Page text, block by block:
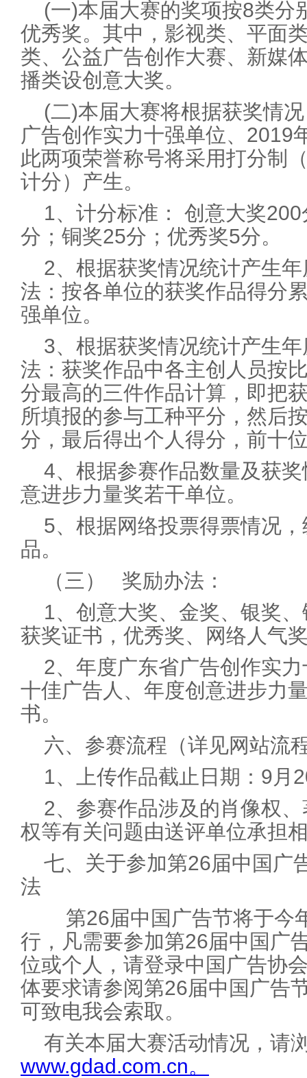
(一)本届大赛的奖项按8类分
优秀奖。其中，影视类、平面
类、公益广告创作大赛、新媒
播类设创意大奖。
(二)本届大赛将根据获奖情
广告创作实力十强单位、2019
此两项荣誉称号将采用打分制
计分）产生。
1、计分标准： 创意大奖
分；铜奖25分；优秀奖5分。
2、根据获奖情况统计产生
法：按各单位的获奖作品得分
强单位。
3、根据获奖情况统计产生
法：获奖作品中各主创人员按
分最高的三件作品计算，即把
所填报的参与工种平分，然后
分，最后得出个人得分，前十
4、根据参赛作品数量及获
意进步力量奖若干单位。
5、根据网络投票得票情况
品。
（三） 奖励办法：
1、创意大奖、金奖、银奖
获奖证书，优秀奖、网络人气
2、年度广东省广告创作实
十佳广告人、年度创意进步力
书。
六、参赛流程（详见网站流
1、上传作品截止日期：9月
2、参赛作品涉及的肖像权
权等有关问题由送评单位承担
七、关于参加第26届中国广
法
第26届中国广告节将于今
行，凡需要参加第26届中国广
位或个人，请登录中国广告协
体要求请参阅第26届中国广告
可致电我会索取。
有关本届大赛活动情况，请
www.gdad.com.cn。